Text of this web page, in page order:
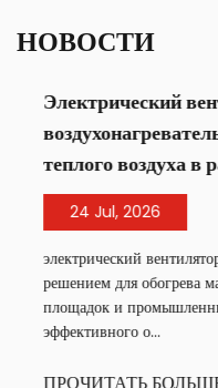
НОВОСТИ
Электрический
теплого воздуха в
24 Jul, 2026
электрический вентилятор
решением для обогрева
площадок и промышленных
эффективного о...